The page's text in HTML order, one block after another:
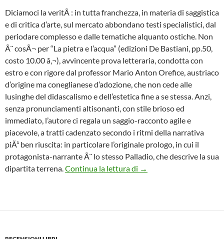
Diciamoci la veritÃ : in tutta franchezza, in materia di saggistica
e di critica d’arte, sul mercato abbondano testi specialistici, dal
periodare complesso e dalle tematiche alquanto ostiche. Non
Ã¨ cosÃ¬ per “La pietra e l’acqua” (edizioni De Bastiani, pp.50,
costo 10.00 â‚¬), avvincente prova letteraria, condotta con
estro e con rigore dal professor Mario Anton Orefice, austriaco
d’origine ma coneglianese d’adozione, che non cede alle
lusinghe del didascalismo e dell’estetica fine a se stessa. Anzi,
senza pronunciamenti altisonanti, con stile brioso ed
immediato, l’autore ci regala un saggio-racconto agile e
piacevole, a tratti cadenzato secondo i ritmi della narrativa
piÃ¹ ben riuscita: in particolare l’originale prologo, in cui il
protagonista-narrante Ã¨ lo stesso Palladio, che descrive la sua
dipartita terrena.Continua la lettura di Messer Palladio alla
→